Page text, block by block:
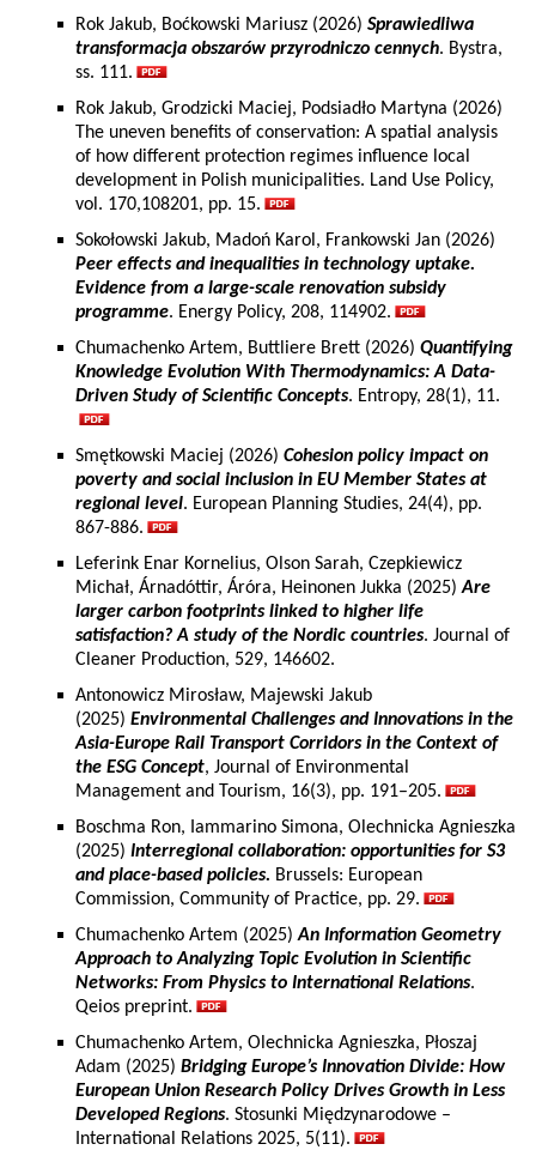
Rok Jakub, Boćkowski Mariusz (2026) Sprawiedliwa
transformacja obszarów przyrodniczo cennych. Bystra,
ss. 111.
Rok Jakub, Grodzicki Maciej, Podsiadło Martyna (2026)
The uneven benefits of conservation: A spatial analysis
of how different protection regimes influence local
development in Polish municipalities. Land Use Policy,
vol. 170,108201, pp. 15.
Sokołowski Jakub, Madoń Karol, Frankowski Jan (2026)
Peer effects and inequalities in technology uptake.
Evidence from a large-scale renovation subsidy
programme. Energy Policy, 208, 114902.
Chumachenko Artem, Buttliere Brett (2026) Quantifying
Knowledge Evolution With Thermodynamics: A Data-
Driven Study of Scientific Concepts. Entropy, 28(1), 11.
Smętkowski Maciej (2026) Cohesion policy impact on
poverty and social inclusion in EU Member States at
regional level. European Planning Studies, 24(4), pp.
867-886.
Leferink Enar Kornelius, Olson Sarah, Czepkiewicz
Michał, Árnadóttir, Áróra, Heinonen Jukka (2025)Are
larger carbon footprints linked to higher life
satisfaction? A study of the Nordic countries. Journal of
Cleaner Production, 529, 146602.
Antonowicz Mirosław, Majewski Jakub
(2025) Environmental Challenges and Innovations in the
Asia-Europe Rail Transport Corridors in the Context of
the ESG Concept, Journal of Environmental
Management and Tourism, 16(3), pp. 191–205.
Boschma Ron, Iammarino Simona, Olechnicka Agnieszka
(2025) Interregional collaboration: opportunities for S3
and place-based policies. Brussels: European
Commission, Community of Practice, pp. 29.
Chumachenko Artem (2025)An Information Geometry
Approach to Analyzing Topic Evolution in Scientific
Networks: From Physics to International Relations.
Qeios preprint.
Chumachenko Artem, Olechnicka Agnieszka, Płoszaj
Adam (2025) Bridging Europe’s Innovation Divide: How
European Union Research Policy Drives Growth in Less
Developed Regions. Stosunki Międzynarodowe –
International Relations 2025, 5(11).